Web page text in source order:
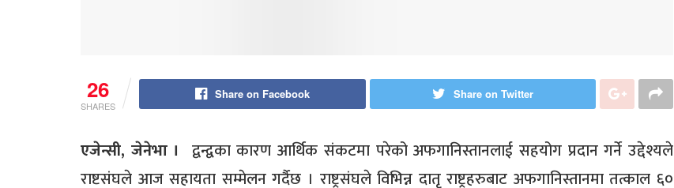
26
SHARES
Share on Facebook Share on Twitter
एजेन्सी, जेनेभा । द्वन्द्वका कारण आर्थिक संकटमा परेको अफगानिस्तानलाई सहयोग प्रदान गर्ने उद्देश्यले
राष्टसंघले आज सहायता सम्मेलन गर्दैछ । राष्ट्रसंघले विभिन्न दातृ राष्ट्रहरुबाट अफगानिस्तानमा तत्काल ६०